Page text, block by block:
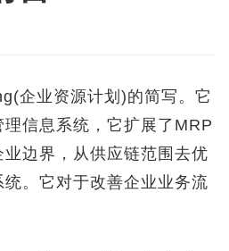
业资源计划)的简写。它
信息系统，它扩展了MRP
边界，从供应链范围去优
。它对于改善企业业务流